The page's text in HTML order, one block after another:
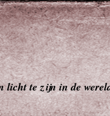
licht te zijn in de